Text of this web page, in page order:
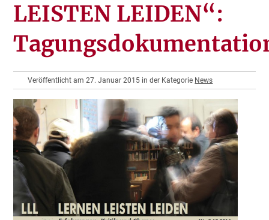
LEISTEN LEIDEN“:
Veröffentlicht am 27. Januar 2015 in der Kategorie News